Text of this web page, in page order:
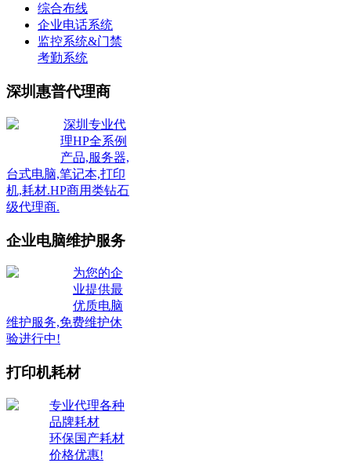
综合布线
企业电话系统
监控系统&门禁
考勤系统
深圳惠普代理商
深圳专业代
理HP全系例
产品,服务器,
台式电脑,笔记本,打印
机,耗材.HP商用类钻石
级代理商.
企业电脑维护服务
为您的企
业提供最
优质电脑
维护服务,免费维护休
验进行中!
打印机耗材
专业代理各种
品牌耗材
环保国产耗材
价格优惠!